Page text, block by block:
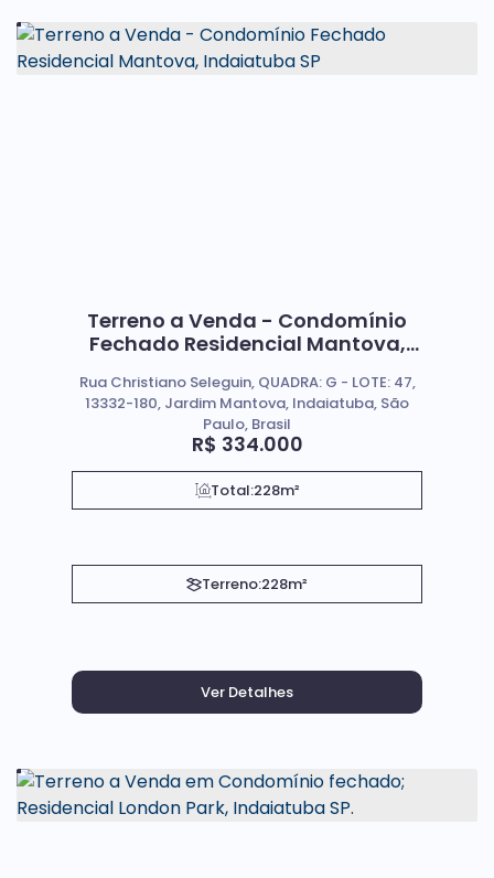
Terreno a Venda - Condomínio
Fechado Residencial Mantova,
R$ 334.000
Rua Christiano Seleguin, QUADRA: G - LOTE: 47,
13332-180, Jardim Mantova, Indaiatuba, São
Paulo, Brasil
Total:228m²
Terreno:228m²